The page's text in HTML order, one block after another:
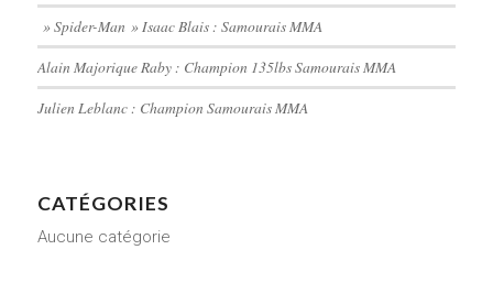
» Spider-Man » Isaac Blais : Samourais MMA
Alain Majorique Raby : Champion 135lbs Samourais MMA
Julien Leblanc : Champion Samourais MMA
CATÉGORIES
Aucune catégorie